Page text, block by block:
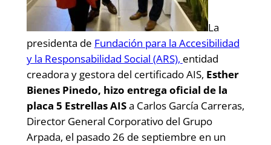
La
presidenta de Fundación para la Accesibilidad
y la Responsabilidad Social (ARS), entidad
creadora y gestora del certificado AIS, Esther
Bienes Pinedo, hizo entrega oficial de la
placa 5 Estrellas AISa Carlos García Carreras,
Director General Corporativo del Grupo
Arpada, el pasado 26 de septiembre en un